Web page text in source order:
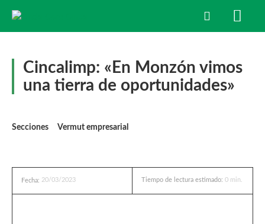
Cincalimp: «En Monzón vimos
una tierra de oportunidades»
Secciones Vermut empresarial
Fecha: 20/03/2023 Tiempo de lectura estimado: 0 min.